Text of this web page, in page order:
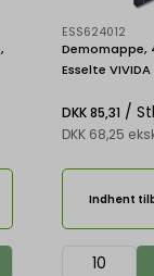
ESS624012
Demomappe,
Esselte VIVIDA
DKK 85,31 /
DKK 68,25
Indhent